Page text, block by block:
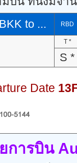
to ...
RBD
T *
S *
Date
การบิน